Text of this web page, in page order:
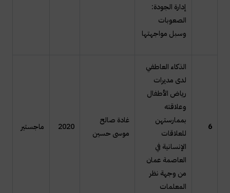
إدارة الجودة:
الصعوبات
وسبل مواجهتها
6
الذكاء العاطفي
لدى مديرات
رياض الأطفال
وعلاقته
بممارستهن
للعلاقات
الإنسانية في
العاصمة عمان
من وجهة نظر
المعلمات
غادة صالح
موسى حسين
2020 ماجستير